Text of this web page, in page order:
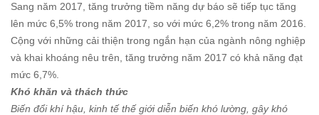
Sang năm 2017, tăng trưởng tiềm năng dự báo sẽ tiếp tục tăng
lên mức 6,5% trong năm 2017, so với mức 6,2% trong năm 2016.
Cộng với những cải thiện trong ngắn hạn của ngành nông nghiệp
và khai khoáng nêu trên, tăng trưởng năm 2017 có khả năng đạt
mức 6,7%.
Khó khăn và thách thức
Biến đổi khí hậu, kinh tế thế giới diễn biến khó lường, gây khó